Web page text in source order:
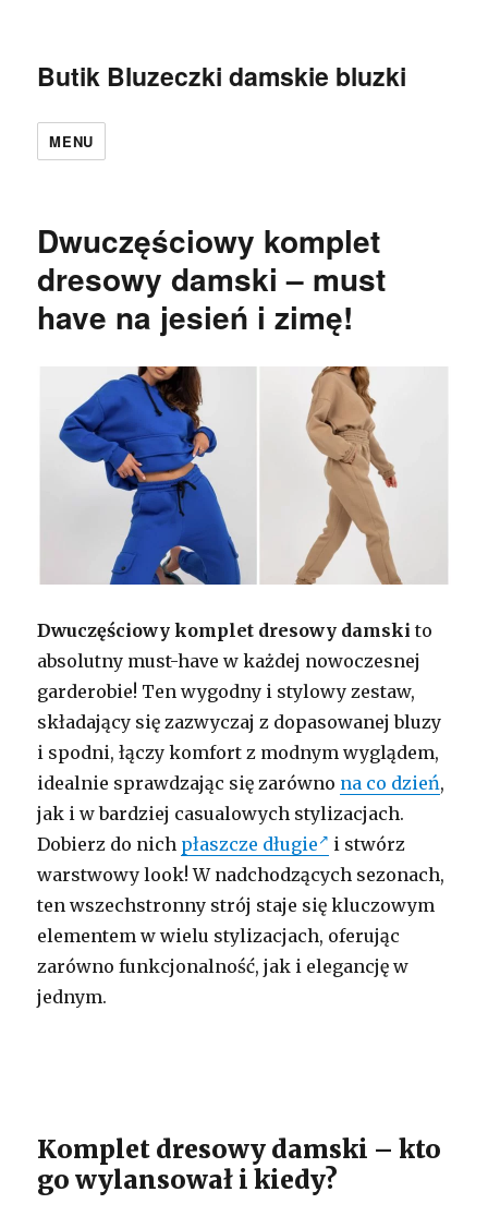
Butik Bluzeczki damskie bluzki
MENU
Dwuczęściowy komplet
dresowy damski – must
have na jesień i zimę!
Dwuczęściowy komplet dresowy damski to
absolutny must-have w każdej nowoczesnej
garderobie! Ten wygodny i stylowy zestaw,
składający się zazwyczaj z dopasowanej bluzy
i spodni, łączy komfort z modnym wyglądem,
idealnie sprawdzając się zarówno na co dzień,
jak i w bardziej casualowych stylizacjach.
Dobierz do nich płaszcze długie
i stwórz
warstwowy look! W nadchodzących sezonach,
ten wszechstronny strój staje się kluczowym
elementem w wielu stylizacjach, oferując
zarówno funkcjonalność, jak i elegancję w
jednym.
Komplet dresowy damski – kto
go wylansował i kiedy?